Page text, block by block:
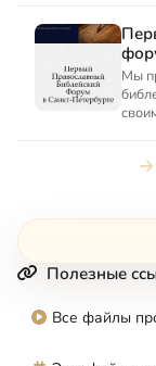
Мы
Полезные
Все файлы